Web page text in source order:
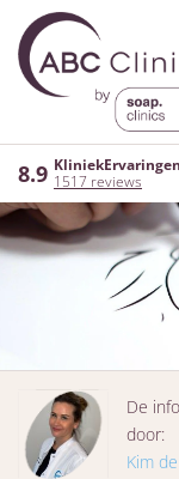
8.9 1517 reviews
De
door:
Kim